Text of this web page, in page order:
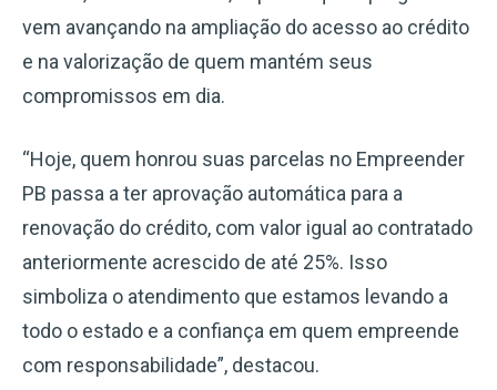
vem avançando na ampliação do acesso ao crédito
e na valorização de quem mantém seus
compromissos em dia.
“Hoje, quem honrou suas parcelas no Empreender
PB passa a ter aprovação automática para a
renovação do crédito, com valor igual ao contratado
anteriormente acrescido de até 25%. Isso
simboliza o atendimento que estamos levando a
todo o estado e a confiança em quem empreende
com responsabilidade”, destacou.